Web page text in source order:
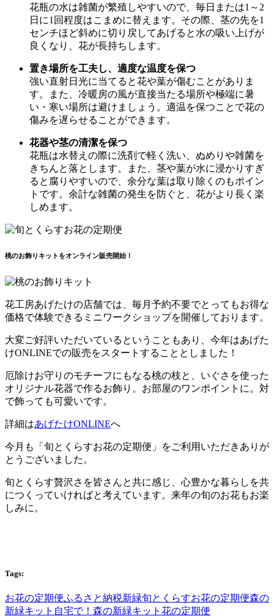
花瓶の水は雑菌が繁殖しやすいので、毎日または1～2
日に1回程度はこまめに替えます。その際、茎の先を1
センチほど斜めに切り戻してあげると水の吸い上げが
良くなり、花が長持ちします。
置き場所を工夫し、適度な温度を保つ
強い直射日光に当てると花や葉が傷むことがありま
す。また、冷暖房の風が直接当たる場所や極端に暑
い・寒い場所は避けましょう。適温を保つことで花の
傷みを遅らせることができます。
花器や茎の清潔を保つ
花瓶は水替えの際に洗剤で軽く洗い、ぬめりや雑菌を
きちんと落とします。また、茎や葉が水に浸かりすぎ
ると腐りやすいので、余分な葉は取り除くのもポイン
トです。余計な雑菌の発生を防ぐと、花がより長く楽
しめます。
桃のお飾りキットをオンライン販売開始！
花工房あげたけの店舗では、毎月予約不要でとってもお得な
価格で体験できるミニワークショップを開催しております。
大変ご好評いただいているということもあり、今年はあげた
けONLINEでの販売をスタートすることとしました！
厄除けお守りのモチーフにもなる桃の枝と、いぐさを使った
オリジナル花器で作るお飾り。お部屋のワンポイントに。対
で飾っても可愛いです。
詳細はあげたけONLINEへ
今月も「旬とくらすお花の定期便」をご利用いただきありが
とうございました。
旬とくらす贅沢さを皆さんと共に感じ、心豊かな暮らしを共
につくっていければと考えています。来年の旬のお花もお楽
しみに。
Tags:
お花の定期便ふるさと納税新緑旬とくらすお花の定期便森の
新緑キット 自宅で！森の新緑キット 花の定期便